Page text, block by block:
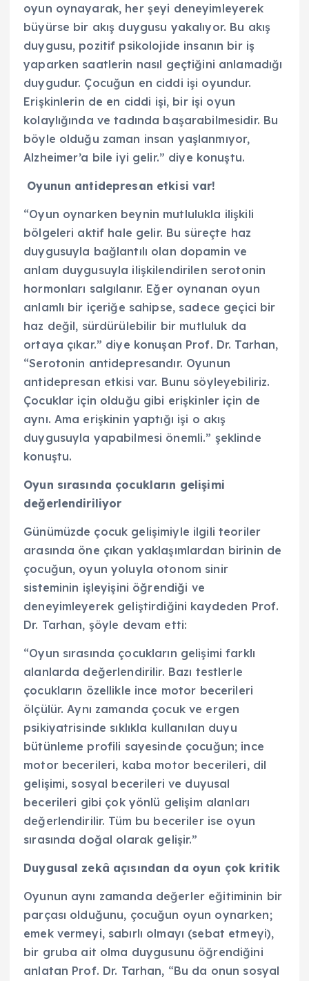
oyun oynayarak, her şeyi deneyimleyerek
büyürse bir akış duygusu yakalıyor. Bu akış
duygusu, pozitif psikolojide insanın bir iş
yaparken saatlerin nasıl geçtiğini anlamadığı
duygudur. Çocuğun en ciddi işi oyundur.
Erişkinlerin de en ciddi işi, bir işi oyun
kolaylığında ve tadında başarabilmesidir. Bu
böyle olduğu zaman insan yaşlanmıyor,
Alzheimer’a bile iyi gelir.” diye konuştu.
Oyunun antidepresan etkisi var!
“Oyun oynarken beynin mutlulukla ilişkili
bölgeleri aktif hale gelir. Bu süreçte haz
duygusuyla bağlantılı olan dopamin ve
anlam duygusuyla ilişkilendirilen serotonin
hormonları salgılanır. Eğer oynanan oyun
anlamlı bir içeriğe sahipse, sadece geçici bir
haz değil, sürdürülebilir bir mutluluk da
ortaya çıkar.” diye konuşan Prof. Dr. Tarhan,
“Serotonin antidepresandır. Oyunun
antidepresan etkisi var. Bunu söyleyebiliriz.
Çocuklar için olduğu gibi erişkinler için de
aynı. Ama erişkinin yaptığı işi o akış
duygusuyla yapabilmesi önemli.” şeklinde
konuştu.
Oyun sırasında çocukların gelişimi
değerlendiriliyor
Günümüzde çocuk gelişimiyle ilgili teoriler
arasında öne çıkan yaklaşımlardan birinin de
çocuğun, oyun yoluyla otonom sinir
sisteminin işleyişini öğrendiği ve
deneyimleyerek geliştirdiğini kaydeden Prof.
Dr. Tarhan, şöyle devam etti:
“Oyun sırasında çocukların gelişimi farklı
alanlarda değerlendirilir. Bazı testlerle
çocukların özellikle ince motor becerileri
ölçülür. Aynı zamanda çocuk ve ergen
psikiyatrisinde sıklıkla kullanılan duyu
bütünleme profili sayesinde çocuğun; ince
motor becerileri, kaba motor becerileri, dil
gelişimi, sosyal becerileri ve duyusal
becerileri gibi çok yönlü gelişim alanları
değerlendirilir. Tüm bu beceriler ise oyun
sırasında doğal olarak gelişir.”
Duygusal zekâ açısından da oyun çok kritik
Oyunun aynı zamanda değerler eğitiminin bir
parçası olduğunu, çocuğun oyun oynarken;
emek vermeyi, sabırlı olmayı (sebat etmeyi),
bir gruba ait olma duygusunu öğrendiğini
anlatan Prof. Dr. Tarhan, “Bu da onun sosyal